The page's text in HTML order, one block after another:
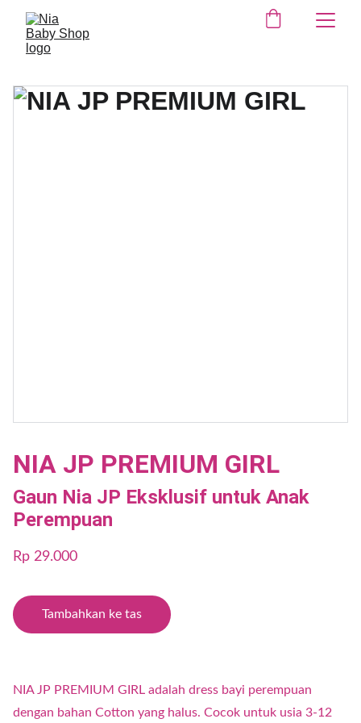
NIA JP PREMIUM GIRL
Gaun Nia JP Eksklusif untuk Anak
Perempuan
Rp 29.000
Tambahkan ke tas
NIA JP PREMIUM GIRL adalah dress bayi perempuan
dengan bahan Cotton yang halus. Cocok untuk usia 3-12